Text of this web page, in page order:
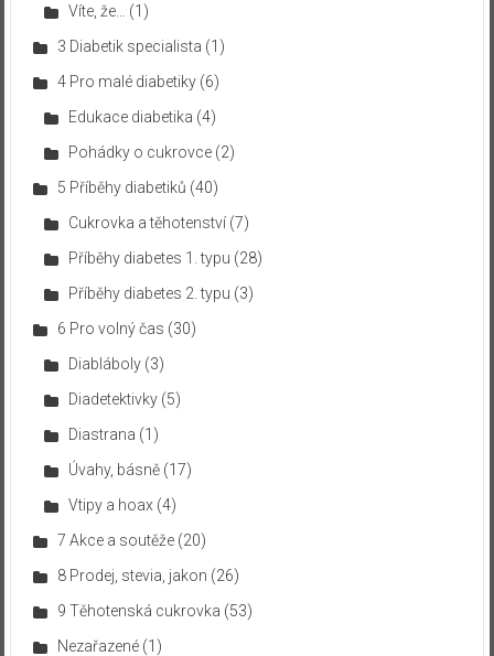
Víte, že…
(1)
3 Diabetik specialista (1)
4 Pro malé diabetiky(6)
Edukace diabetika (4)
Pohádky o cukrovce(2)
5 Příběhy diabetiků (40)
Cukrovka a těhotenství(7)
Příběhy diabetes 1. typu (28)
Příběhy diabetes 2. typu (3)
6 Pro volný čas (30)
Diabláboly(3)
Diadetektivky(5)
Diastrana (1)
Úvahy, básně(17)
Vtipy a hoax (4)
7 Akce a soutěže(20)
8 Prodej, stevia, jakon (26)
9 Těhotenská cukrovka (53)
Nezařazené(1)